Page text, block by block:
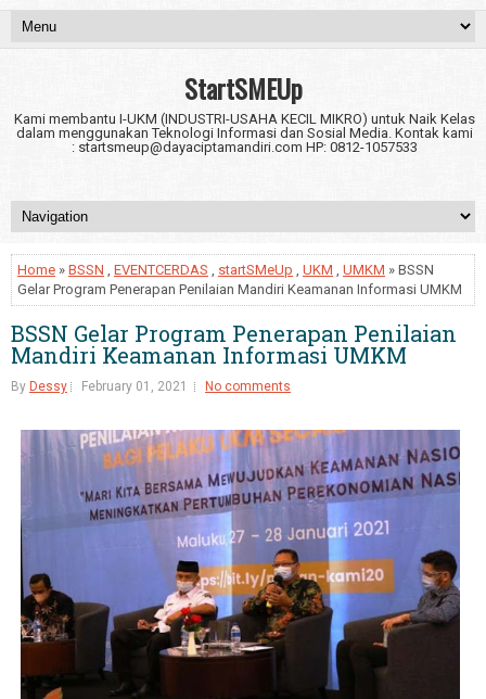
StartSMEUp
Kami membantu I-UKM (INDUSTRI-USAHA KECIL MIKRO) untuk Naik Kelas
dalam menggunakan Teknologi Informasi dan Sosial Media. Kontak kami
: startsmeup@dayaciptamandiri.com HP: 0812-1057533
Home » BSSN , EVENTCERDAS , startSMeUp , UKM , UMKM » BSSN
Gelar Program Penerapan Penilaian Mandiri Keamanan Informasi UMKM
BSSN Gelar Program Penerapan Penilaian
Mandiri Keamanan Informasi UMKM
By Dessy February 01, 2021 No comments